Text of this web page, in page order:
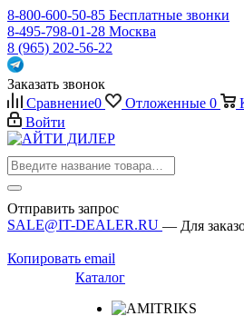
8-800-600-50-85 Бесплатные звонки
8-495-798-01-28 Москва
8 (965) 202-56-22
Заказать звонок
Сравнение0 Отложенные 0
Войти
Отправить запрос
SALE@IT-DEALER.RU — Для
Копировать email
Каталог